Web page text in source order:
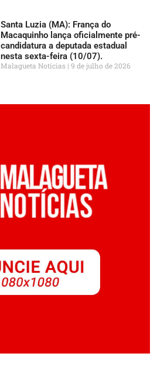
Santa Luzia (MA): França do
Macaquinho lança oficialmente pré-
candidatura a deputada estadual
nesta sexta-feira (10/07).
Malagueta Notícias 9 de julho de 2026